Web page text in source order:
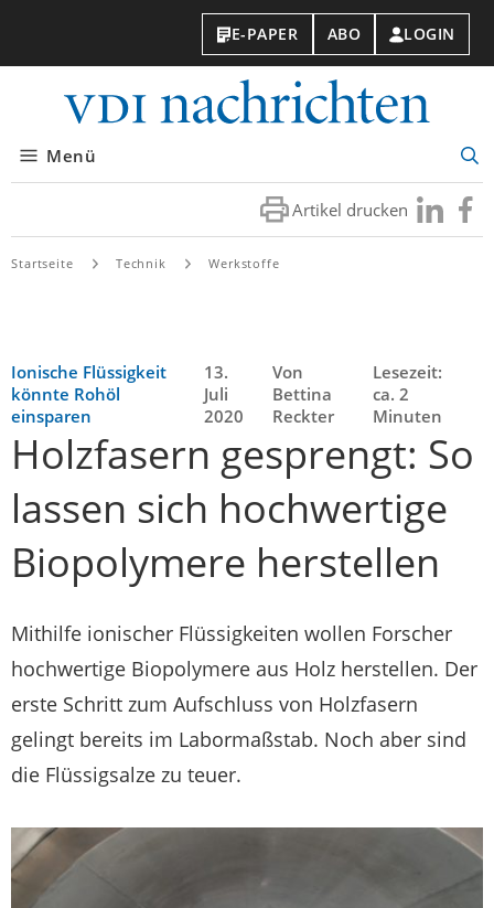
E-PAPER ABO LOGIN
Menü
Artikel drucken Besuchen
Sie
Sie
Startseite Technik Werkstoffe
Ionische Flüssigkeit
könnte Rohöl
einsparen
13.
Juli
2020
Von
Bettina
Reckter
Lesezeit:
ca. 2
Minuten
Holzfasern gesprengt: So
lassen sich hochwertige
Biopolymere herstellen
Mithilfe ionischer Flüssigkeiten wollen Forscher
hochwertige Biopolymere aus Holz herstellen. Der
erste Schritt zum Aufschluss von Holzfasern
gelingt bereits im Labormaßstab. Noch aber sind
die Flüssigsalze zu teuer.